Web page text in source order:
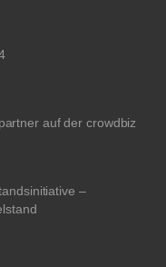
auf der crowdbiz
–